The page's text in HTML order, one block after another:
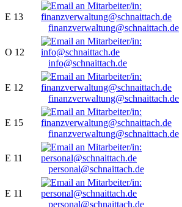
E 13
finanzverwaltung@schnaittach.de
O 12
info@schnaittach.de
E 12
finanzverwaltung@schnaittach.de
E 15
finanzverwaltung@schnaittach.de
E 11
personal@schnaittach.de
E 11
personal@schnaittach.de